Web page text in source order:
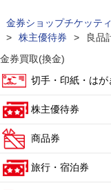
金券ショップチケッテ
>
株主優待券 >
良品
金券買取(換金)
切手・印紙・はが
株主優待券
商品券
旅行・宿泊券